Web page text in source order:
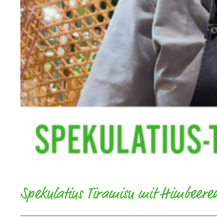
Spekulatius Tiramisu mit